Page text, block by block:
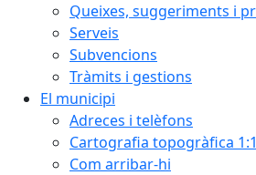
Queixes, suggeriments i
Serveis
Subvencions
Tràmits i gestions
El municipi
Adreces i telèfons
Cartografia topogràfica
Com arribar-hi